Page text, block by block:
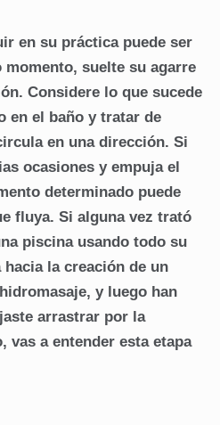
en su práctica puede ser
suelte su agarre
Considere lo que sucede
en el baño y tratar de
en una dirección. Si
ocasiones y empuja el
determinado puede
fluya. Si alguna vez trató
piscina usando todo su
la creación de un
y luego han
arrastrar por la
vas a entender esta etapa